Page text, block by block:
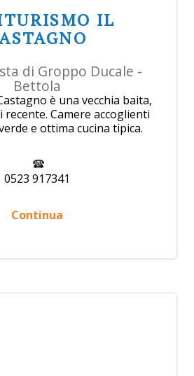
IL
di Groppo Ducale -
Bettola
è una vecchia baita,
Camere accoglienti
e ottima cucina tipica.
0523 917341
Continua